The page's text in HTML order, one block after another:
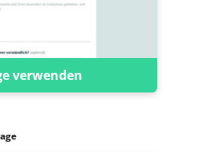
verwenden